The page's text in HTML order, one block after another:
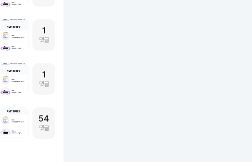
1
댓글
1
댓글
54
댓글